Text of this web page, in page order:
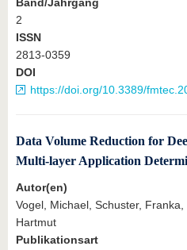
Band/Jahrgang
2
ISSN
2813-0359
DOI
https://doi.org/10.3389/
Data Volume Reduction for
Multi-layer Application
Autor(en)
Vogel, Michael, Schuster,
Hartmut
Publikationsart